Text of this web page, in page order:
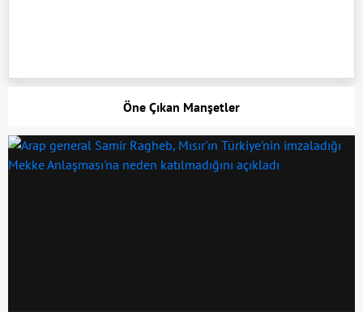
Öne Çıkan Manşetler